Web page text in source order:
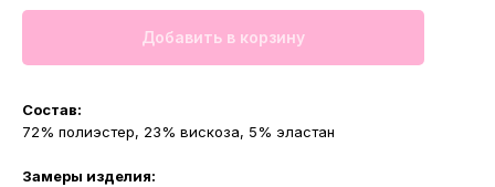
Добавить в корзину
Состав:
72% полиэстер, 23% вискоза, 5% эластан
Замеры изделия: